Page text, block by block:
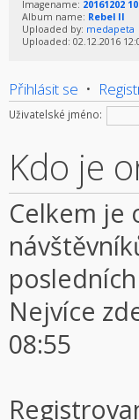
Imagename: 20161202
Album name: Rebel II
Uploaded by: medapeta
Uploaded: 02.12.2016
Přihlásit se •
Uživatelské jméno:
Kdo je
Celkem je
Nejvíce
08:55